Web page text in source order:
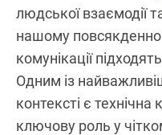
людської взаємодії
нашому
комунікації
Одним із
контексті є технічна
ключову роль у